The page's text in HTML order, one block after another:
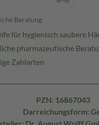
Beratung
für hygienisch saubere
pharmazeutische
Zahlarten
PZN: 16867043
Darreichungsform: